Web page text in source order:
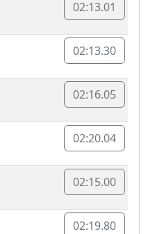
02:13.01
02:13.30
02:16.05
02:20.04
02:15.00
02:19.80